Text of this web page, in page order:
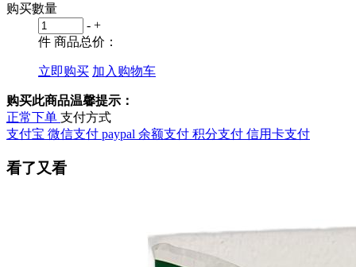
购买數量
- +
件 商品总价：
立即购买 加入购物车
购买此商品温馨提示：
正常下单 支付方式
支付宝 微信支付 paypal 余额支付 积分支付 信用卡支付
看了又看